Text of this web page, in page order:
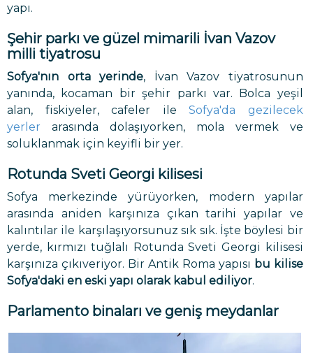
yapı.
Şehir parkı ve güzel mimarili İvan Vazov
milli tiyatrosu
Sofya'nın orta yerinde, İvan Vazov tiyatrosunun
yanında, kocaman bir şehir parkı var. Bolca yeşil
alan, fiskiyeler, cafeler ileSofya'da gezilecek
yerler arasında dolaşıyorken, mola vermek ve
soluklanmak için keyifli bir yer.
Rotunda Sveti Georgi kilisesi
Sofya merkezinde yürüyorken, modern yapılar
arasında aniden karşınıza çıkan tarihi yapılar ve
kalıntılar ile karşılaşıyorsunuz sık sık. İşte böylesi bir
yerde, kırmızı tuğlalı Rotunda Sveti Georgi kilisesi
karşınıza çıkıveriyor. Bir Antik Roma yapısı bu kilise
Sofya'daki en eski yapı olarak kabul ediliyor.
Parlamento binaları ve geniş meydanlar